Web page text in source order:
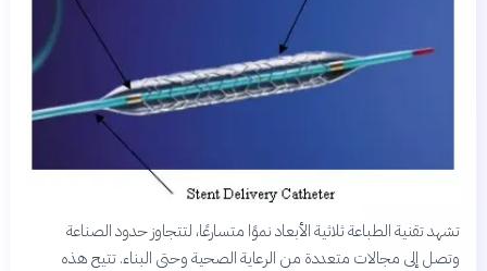
تشهد تقنية الطباعة ثلاثية الأبعاد نموًا متسارعًا، لتتجاوز حدود الصناعة
وتصل إلى مجالات متعددة من الرعاية الصحية وحتى البناء. تتيح هذه